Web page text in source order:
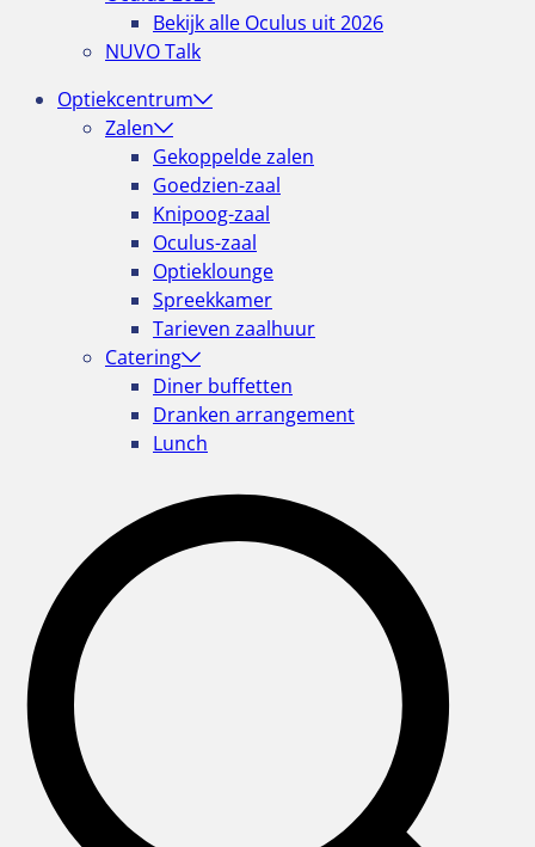
Bekijk alle Oculus uit 2026
NUVO Talk
Optiekcentrum
Zalen
Gekoppelde zalen
Goedzien-zaal
Knipoog-zaal
Oculus-zaal
Optieklounge
Spreekkamer
Tarieven zaalhuur
Catering
Diner buffetten
Dranken arrangement
Lunch